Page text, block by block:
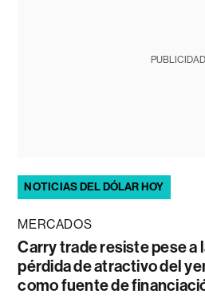
PUBLICIDAD
NOTICIAS DEL DÓLAR HOY
MERCADOS
Carry trade resiste pese a
pérdida de atractivo del
como fuente de